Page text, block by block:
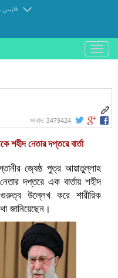
فارسی
باز
و
کردن
ও সাংস্কৃতিক
সংবাদ: 3479424
শহীদ নেতার দপ্তরে বার্তা
জ্যেষ্ঠ পুত্র আয়াতুল্লাহ
দপ্তরে এক বার্তায় শহীদ
উল্লেখ করে শারীরিক
জানিয়েছেন।